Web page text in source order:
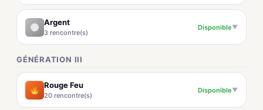
Argent
3 rencontre(s)
Disponible▼
GÉNÉRATION III
Rouge Feu
20 rencontre(s)
Disponible▼